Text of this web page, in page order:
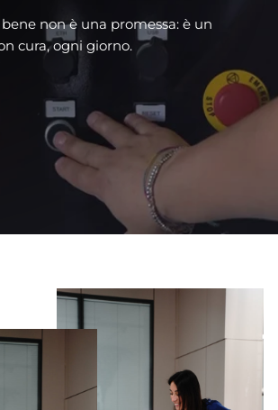
non è una promessa: è un
cura, ogni giorno.